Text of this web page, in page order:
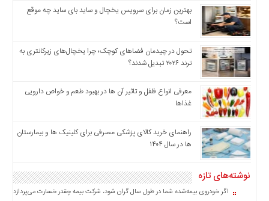
صفحه
اصلی
اقتصادی
اخبار
ایران
اخبار
المللی
اخبار
اقتصادی
اخبار
بهترین زمان برای سرویس یخچال و ساید بای ساید چه موقع
است؟
تحول در چیدمان فضاهای کوچک؛ چرا یخچال‌های زیرکانتری به
ترند ۲۰۲۶ تبدیل شدند؟
معرفی انواع فلفل و تاثیر آن ‌ها در بهبود طعم و خواص دارویی
غذاها
راهنمای خرید کالای پزشکی مصرفی برای کلینیک ها و بیمارستان
ها در سال ۱۴۰۴
نوشته‌های تازه
اگر خودروی بیمه‌شده شما در طول سال گران شود، شرکت بیمه چقدر خسارت می‌پردازد؟